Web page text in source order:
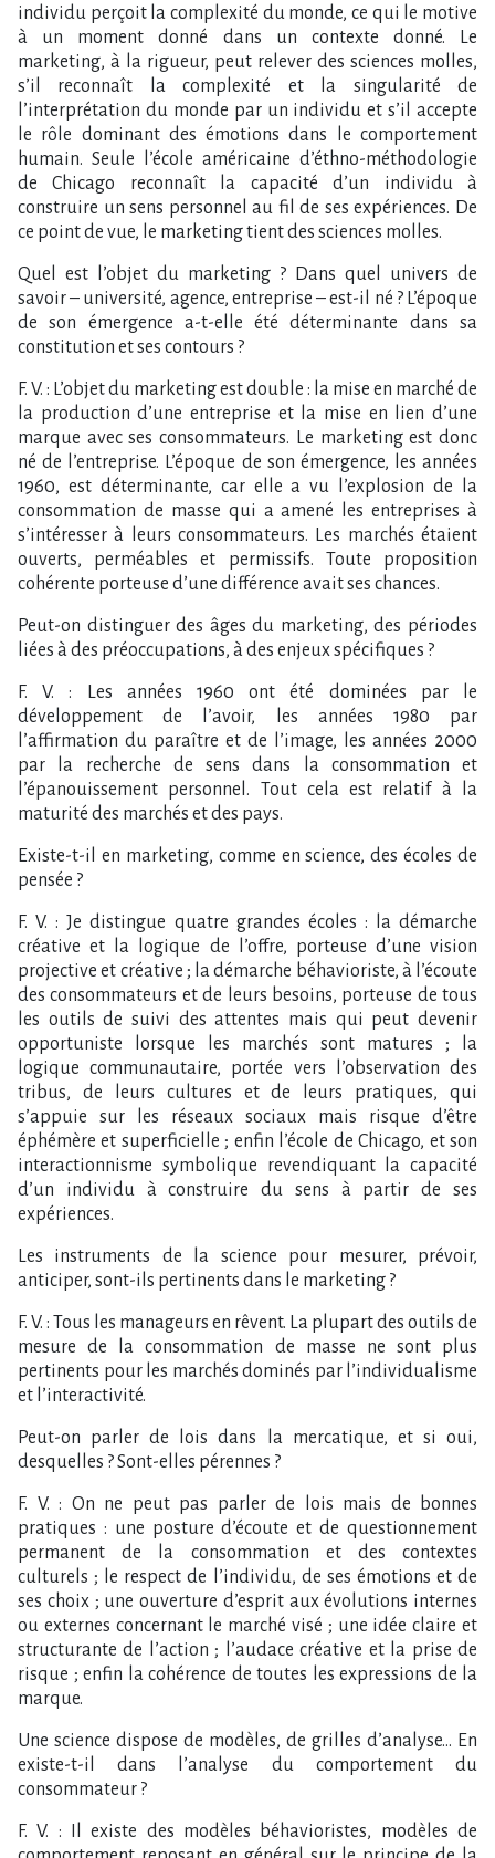
individu perçoit la complexité du monde, ce qui le motive
à un moment donné dans un contexte donné. Le
marketing, à la rigueur, peut relever des sciences molles,
s’il reconnaît la complexité et la singularité de
l’interprétation du monde par un individu et s’il accepte
le rôle dominant des émotions dans le comportement
humain. Seule l’école américaine d’éthno-méthodologie
de Chicago reconnaît la capacité d’un individu à
construire un sens personnel au fil de ses expériences. De
ce point de vue, le marketing tient des sciences molles.
Quel est l’objet du marketing ? Dans quel univers de
savoir – université, agence, entreprise – est-il né ? L’époque
de son émergence a-t-elle été déterminante dans sa
constitution et ses contours ?
F. V. : L’objet du marketing est double : la mise en marché de
la production d’une entreprise et la mise en lien d’une
marque avec ses consommateurs. Le marketing est donc
né de l’entreprise. L’époque de son émergence, les années
1960, est déterminante, car elle a vu l’explosion de la
consommation de masse qui a amené les entreprises à
s’intéresser à leurs consommateurs. Les marchés étaient
ouverts, perméables et permissifs. Toute proposition
cohérente porteuse d’une différence avait ses chances.
Peut-on distinguer des âges du marketing, des périodes
liées à des préoccupations, à des enjeux spécifiques ?
F. V. : Les années 1960 ont été dominées par le
développement de l’avoir, les années 1980 par
l’affirmation du paraître et de l’image, les années 2000
par la recherche de sens dans la consommation et
l’épanouissement personnel. Tout cela est relatif à la
maturité des marchés et des pays.
Existe-t-il en marketing, comme en science, des écoles de
pensée ?
F. V. : Je distingue quatre grandes écoles : la démarche
créative et la logique de l’offre, porteuse d’une vision
projective et créative ; la démarche béhavioriste, à l’écoute
des consommateurs et de leurs besoins, porteuse de tous
les outils de suivi des attentes mais qui peut devenir
opportuniste lorsque les marchés sont matures ; la
logique communautaire, portée vers l’observation des
tribus, de leurs cultures et de leurs pratiques, qui
s’appuie sur les réseaux sociaux mais risque d’être
éphémère et superficielle ; enfin l’école de Chicago, et son
interactionnisme symbolique revendiquant la capacité
d’un individu à construire du sens à partir de ses
expériences.
Les instruments de la science pour mesurer, prévoir,
anticiper, sont-ils pertinents dans le marketing ?
F. V. : Tous les manageurs en rêvent. La plupart des outils de
mesure de la consommation de masse ne sont plus
pertinents pour les marchés dominés par l’individualisme
et l’interactivité.
Peut-on parler de lois dans la mercatique, et si oui,
desquelles ? Sont-elles pérennes ?
F. V. : On ne peut pas parler de lois mais de bonnes
pratiques : une posture d’écoute et de questionnement
permanent de la consommation et des contextes
culturels ; le respect de l’individu, de ses émotions et de
ses choix ; une ouverture d’esprit aux évolutions internes
ou externes concernant le marché visé ; une idée claire et
structurante de l’action ; l’audace créative et la prise de
risque ; enfin la cohérence de toutes les expressions de la
marque.
Une science dispose de modèles, de grilles d’analyse… En
existe-t-il dans l’analyse du comportement du
consommateur ?
F. V. : Il existe des modèles béhavioristes, modèles de